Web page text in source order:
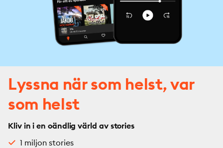
Lyssna när som helst, var
som helst
Kliv in i en oändlig värld av stories
1 miljon stories